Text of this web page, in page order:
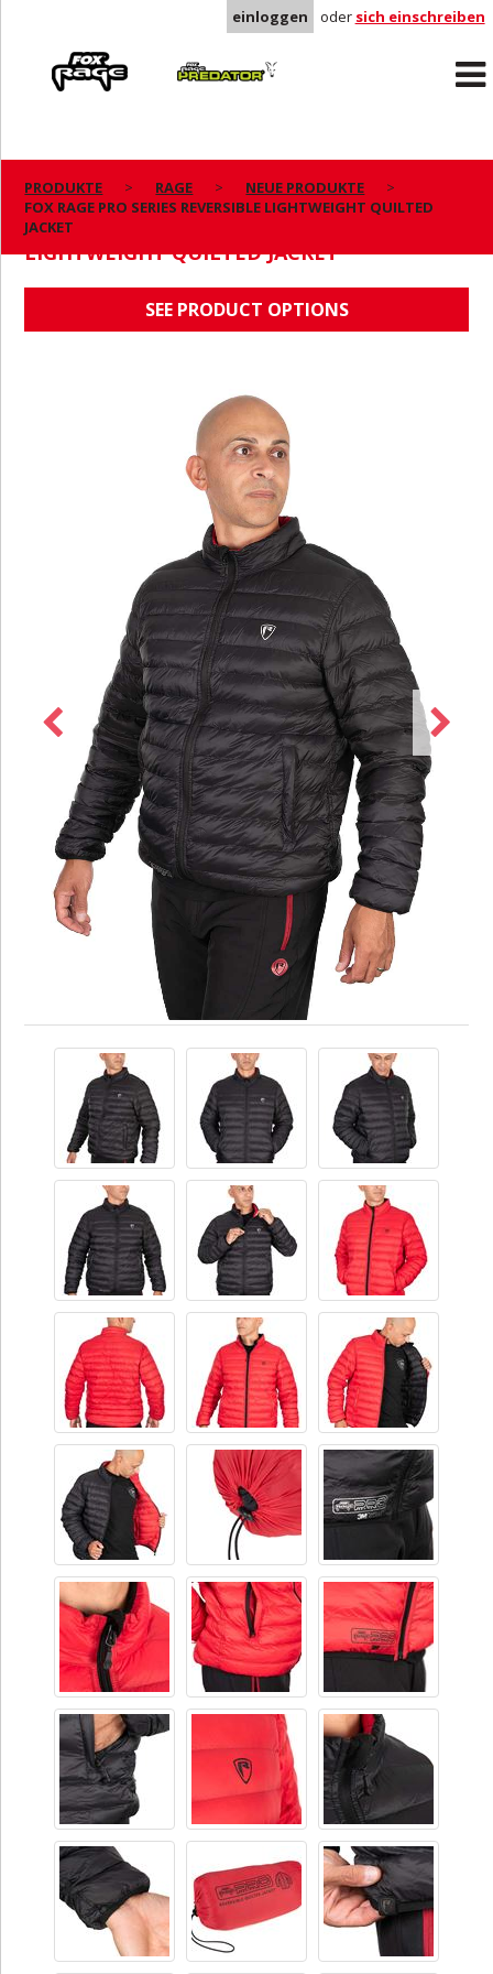
einloggen oder sich einschreiben
Predator
PRODUKTE RAGE
NEUE PRODUKTE
FOX RAGE PRO SERIES REVERSIBLE LIGHTWEIGHT QUILTED
JACKET
FOX RAGE PRO SERIES REVERSIBLE
LIGHTWEIGHT QUILTED JACKET
SEE PRODUCT OPTIONS